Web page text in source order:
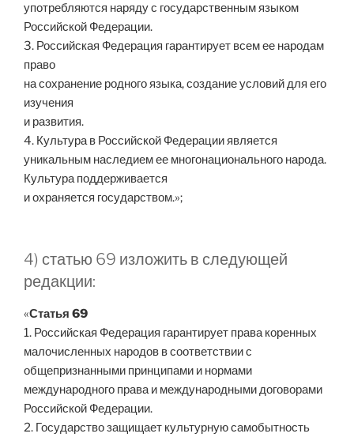
употребляются наряду с государственным языком
Российской Федерации.
3. Российская Федерация гарантирует всем ее народам
право
на сохранение родного языка, создание условий для его
изучения
и развития.
4. Культура в Российской Федерации является
уникальным наследием ее многонационального народа.
Культура поддерживается
и охраняется государством.»;
4) статью 69 изложить в следующей
редакции:
«Статья 69
1. Российская Федерация гарантирует права коренных
малочисленных народов в соответствии с
общепризнанными принципами и нормами
международного права и международными договорами
Российской Федерации.
2. Государство защищает культурную самобытность